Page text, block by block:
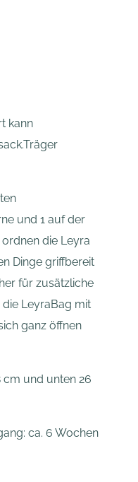
kann
und 1 auf der
die Leyra
Dinge griffbereit
für zusätzliche
LeyraBag mit
ganz öffnen
cm und unten 26
ca. 6 Wochen